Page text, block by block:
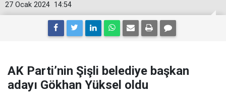
14:54
27 Ocak 2024
AK Parti’nin Şişli belediye başkan
adayı Gökhan Yüksel oldu